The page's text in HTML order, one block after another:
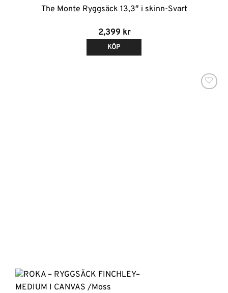
The Monte Ryggsäck 13,3″ i skinn-Svart
2,399 kr
KÖP